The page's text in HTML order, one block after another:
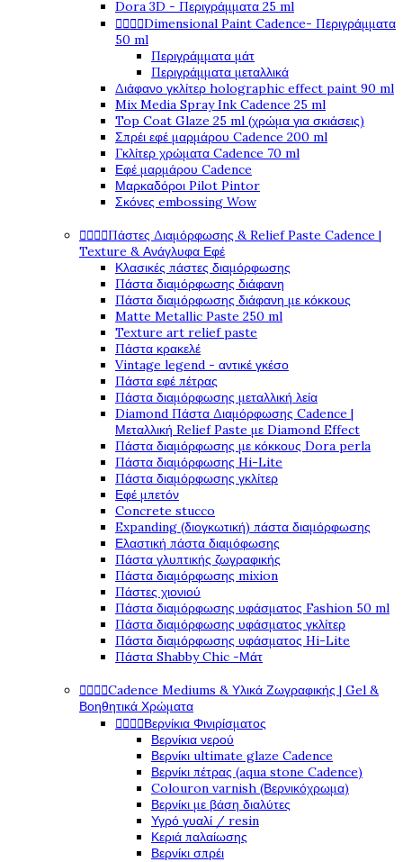
Dora 3D - Περιγράμματα 25 ml
Dimensional Paint Cadence- Περιγράμματα
50 ml
Περιγράμματα μάτ
Περιγράμματα μεταλλικά
Διάφανο γκλίτερ holographic effect paint 90 ml
Mix Media Spray Ink Cadence 25 ml
Top Coat Glaze 25 ml (χρώμα για σκιάσεις)
Σπρέι εφέ μαρμάρου Cadence 200 ml
Γκλίτερ χρώματα Cadence 70 ml
Εφέ μαρμάρου Cadence
Μαρκαδόροι Pilot Pintor
Σκόνες embossing Wow
Πάστες Διαμόρφωσης & Relief Paste Cadence |
Texture & Ανάγλυφα Εφέ
Κλασικές πάστες διαμόρφωσης
Πάστα διαμόρφωσης διάφανη
Πάστα διαμόρφωσης διάφανη με κόκκους
Matte Metallic Paste 250 ml
Texture art relief paste
Πάστα κρακελέ
Vintage legend - αντικέ γκέσο
Πάστα εφέ πέτρας
Πάστα διαμόρφωσης μεταλλική λεία
Diamond Πάστα Διαμόρφωσης Cadence |
Μεταλλική Relief Paste με Diamond Effect
Πάστα διαμόρφωσης με κόκκους Dora perla
Πάστα διαμόρφωσης Hi-Lite
Πάστα διαμόρφωσης γκλίτερ
Εφέ μπετόν
Concrete stucco
Expanding (διογκωτική) πάστα διαμόρφωσης
Ελαστική πάστα διαμόφωσης
Πάστα γλυπτικής ζωγραφικής
Πάστα διαμόρφωσης mixion
Πάστες χιονιού
Πάστα διαμόρφωσης υφάσματος Fashion 50 ml
Πάστα διαμόρφωσης υφάσματος γκλίτερ
Πάστα διαμόρφωσης υφάσματος Hi-Lite
Πάστα Shabby Chic -Μάτ
Cadence Mediums & Υλικά Ζωγραφικής | Gel &
Βοηθητικά Χρώματα
Βερνίκια Φινιρίσματος
Βερνίκια νερού
Βερνίκι ultimate glaze Cadence
Βερνίκι πέτρας (aqua stone Cadence)
Colouron varnish (Βερνικόχρωμα)
Βερνίκι με βάση διαλύτες
Υγρό γυαλί / resin
Κεριά παλαίωσης
Βερνίκι σπρέι